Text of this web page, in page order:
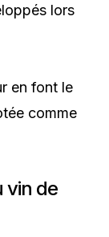
lors
en font le
comme
vin de